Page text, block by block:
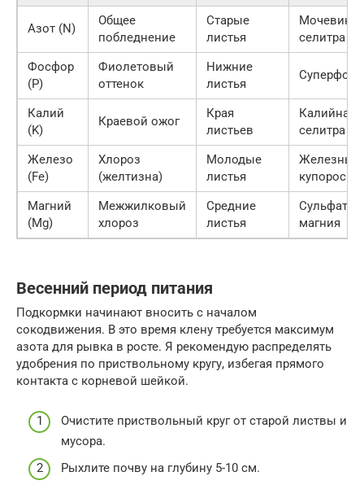
Азот (N)
Общее
побледнение
Старые
листья
Мочевина,
селитра
Фосфор
(P)
Фиолетовый
оттенок
Нижние
листья
Калий
(K)
Краевой ожог
Края
листьев
Калийная
селитра
Железо
(Fe)
Хлороз
(желтизна)
Молодые
листья
Железный
купорос
Магний
(Mg)
Межжилковый
хлороз
Средние
листья
Сульфат
магния
Весенний период питания
Подкормки начинают вносить с началом
сокодвижения. В это время клену требуется максимум
азота для рывка в росте. Я рекомендую распределять
удобрения по приствольному кругу, избегая прямого
контакта с корневой шейкой.
Очистите приствольный круг от старой листвы и
мусора.
Рыхлите почву на глубину 5-10 см.